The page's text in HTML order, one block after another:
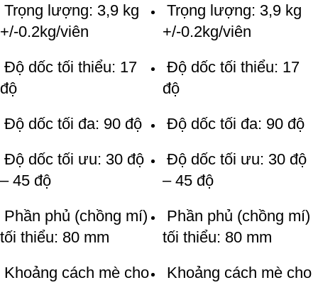
Trọng lượng: 3,9 kg
+/-0.2kg/viên
Độ dốc tối thiểu: 17
độ
Độ dốc tối đa: 90 độ
Độ dốc tối ưu: 30 độ
– 45 độ
Phần phủ (chồng mí)
tối thiểu: 80 mm
Khoảng cách mè cho
Trọng lượng: 3,9 kg
+/-0.2kg/viên
Độ dốc tối thiểu: 17
độ
Độ dốc tối đa: 90 độ
Độ dốc tối ưu: 30 độ
– 45 độ
Phần phủ (chồng mí)
tối thiểu: 80 mm
Khoảng cách mè cho